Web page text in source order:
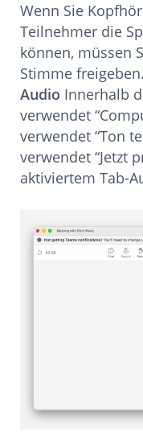
Wenn Sie
Teilnehmer die
können, müssen
Stimme freigeben.
Audio Innerhalb
verwendet
verwendet “Ton
verwendet “Jetzt
aktiviertem Tab-